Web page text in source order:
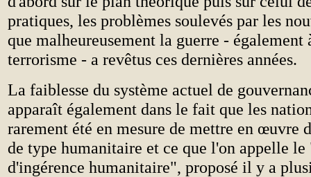
pratiques, les problèmes soulevés par les
que malheureusement la guerre - également
terrorisme - a revêtus ces dernières années.
La faiblesse du système actuel de
apparaît également dans le fait que les
rarement été en mesure de mettre en œuvre
de type humanitaire et ce que l'on appelle
d'ingérence humanitaire", proposé il y a